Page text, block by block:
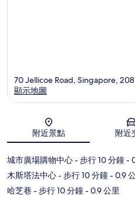
70 Jellicoe Road, Singapore,
顯示地圖
附近景點 附近
城市廣場購物中心- 步行 10 分鐘-
木斯塔法中心- 步行 10 分鐘- 0.9
哈芝巷 - 步行 10 分鐘- 0.9 公里